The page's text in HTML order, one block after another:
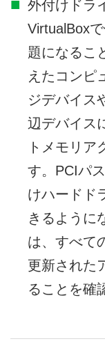
外付けドラ
VirtualBox
題になるこ
えたコンピ
ジデバイス
辺デバイス
トメモリア
す。PCIパ
けハードド
きるように
は、すべて
更新された
ることを確